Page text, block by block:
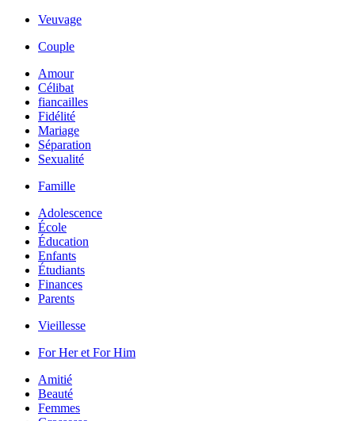
Veuvage
Couple
Amour
Célibat
fiancailles
Fidélité
Mariage
Séparation
Sexualité
Famille
Adolescence
École
Éducation
Enfants
Étudiants
Finances
Parents
Vieillesse
For Her et For Him
Amitié
Beauté
Femmes